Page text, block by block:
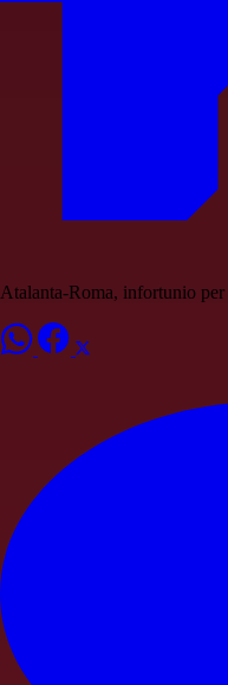
Atalanta-Roma, infortunio